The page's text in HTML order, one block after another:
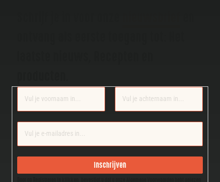
Section
Inschrijven